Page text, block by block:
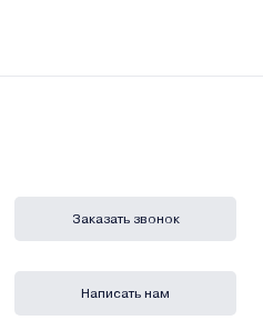
Заказать звонок
Написать нам